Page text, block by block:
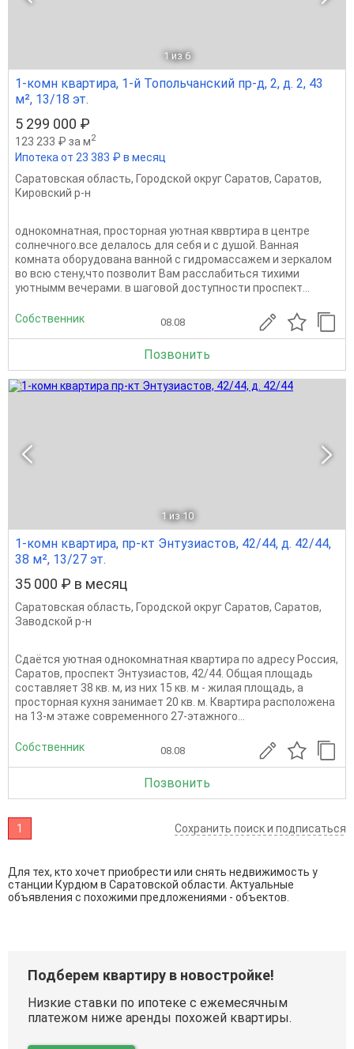
1 из 6
1-комн квартира, 1-й Топольчанский пр-д, 2, д. 2, 43
м², 13/18 эт.
5 299 000 ₽
123 233 ₽ за м2
Ипотека от 23 383 ₽ в месяц
Саратовская область, Городской округ Саратов, Саратов,
Кировский р-н
однокомнатная, просторная уютная кввртира в центре
солнечного.все делалось для себя и с душой. Ванная
комната оборудована ванной с гидромассажем и зеркалом
во всю стену,что позволит Вам расслабиться тихими
уютнымм вечерами. в шаговой доступности проспект...
Собственник 08.08
Позвонить
1 из 10
1-комн квартира, пр-кт Энтузиастов, 42/44, д. 42/44,
38 м², 13/27 эт.
35 000 ₽ в месяц
Саратовская область, Городской округ Саратов, Саратов,
Заводской р-н
Сдаётся уютная однокомнатная квартира по адресу Россия,
Саратов, проспект Энтузиастов, 42/44. Общая площадь
составляет 38 кв. м, из них 15 кв. м - жилая площадь, а
просторная кухня занимает 20 кв. м. Квартира расположена
на 13-м этаже современного 27-этажного...
Собственник 08.08
Позвонить
1 Сохранить поиск и подписаться
Для тех, кто хочет приобрести или снять недвижимость у
станции Курдюм в Саратовской области. Актуальные
объявления с похожими предложениями - объектов.
Подберем квартиру в новостройке!
Низкие ставки по ипотеке с ежемесячным
платежом ниже аренды похожей квартиры.